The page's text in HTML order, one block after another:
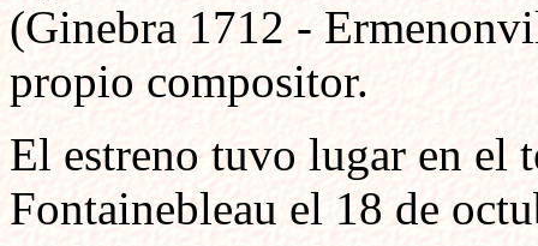
(Ginebra 1712 -
propio compositor.
El estreno tuvo lugar en el
Fontainebleau el 18 de